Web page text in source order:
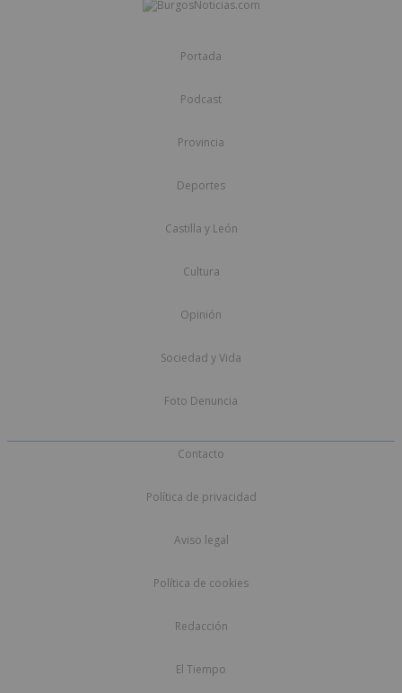
Portada
Podcast
Provincia
Deportes
Castilla y León
Cultura
Opinión
Sociedad y Vida
Foto Denuncia
Contacto
Política de privacidad
Aviso legal
Política de cookies
Redacción
El Tiempo